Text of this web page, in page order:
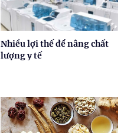
Nhiều lợi thế để nâng chất
lượng y tế